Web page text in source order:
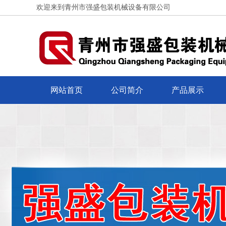
欢迎来到青州市强盛包装机械设备有限公司
网站首页 公司简介 产品展示